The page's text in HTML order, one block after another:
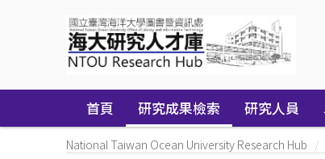
首頁 研究成果檢索 研究人員
National Taiwan Ocean University Research Hub